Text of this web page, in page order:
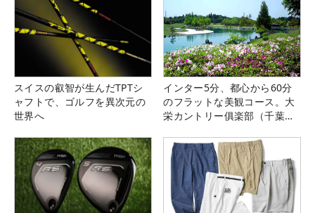
スイスの叡智が生んだTPTシ
ャフトで、ゴルフを異次元の
世界へ
インター5分、都心から60分
のフラットな美観コース。大
栄カントリー俱楽部（千葉